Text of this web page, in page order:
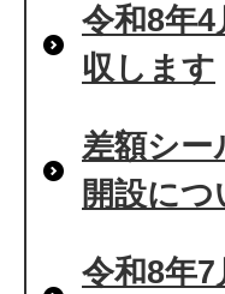
令和8年
収します
差額シー
開設につ
令和8年